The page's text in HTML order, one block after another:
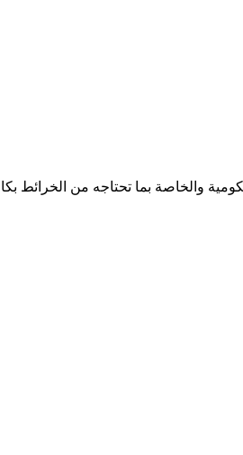
عام 1975 على رفد مختلف القطاعات الحكومية